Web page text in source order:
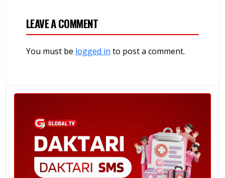
LEAVE A COMMENT
You must be logged in to post a comment.